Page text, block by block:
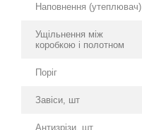
Наповнення (утеплювач)
Ущільнення між
коробкою і полотном
Поріг
Завіси, шт
Антизрізи, шт